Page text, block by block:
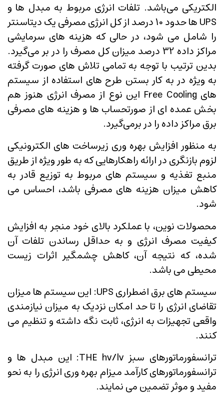
الکتریکی می‌باشد. تلفات انرژی مربوط به مبدل ها و
UPS ها حدود 10 درصد از کل انرژی مصرفی یک دیتاسنتر
را شامل می شود، در حالی که هزینه های سرمایشی
مراکز داده 32 درصد میزان کل مصرف را در بر می‌گیرد.
بدین ترتیب با توجه به تمامی تلاش های صورت گرفته
به ویژه در به کار بستن طرح های استفاده از سیستم
های Free Cooling این نوع از مصرف انرژی هنوز هم
بخش عمده ای از صورتحساب ها و هزینه های مصرفی
برق مراکز داده را در برمی‌گیرد.
به منظور افزایش بهره وری زیرساخت های الکترونیکی
لزوم بازنگری در ارائه راهکارهایی که به طور ویژه از طریق
منبع تغذیه و سیستم های مربوط به توزیع قادر به
کاهش میزان هزینه های مصرفی باشد، احساس می
شود.
محصولات نوین، با عملکرد بالای خود منجر به افزایش
کیفیت مصرف انرژی و به حداقل رساندن تلفات آن
شده، که نتیجه آن، کاهش چشمگیر اثرات زیست
محیطی می باشد.
سیستم های برق اضطراری UPS: این سیستم ها میزان
تقاضای انرژی را تا حد امکان نزدیک به میزان نیازمندی
واقعی تجهیزات به انرژی، ثابت نگه داشته و تنظیم می
کنند.
ترانسفورماتورهای سبز THE hv/lv: این مبدل ها و
ترانسفورماتورهای کارآمد میزام بهره وری انرژی را به نحو
مفید و موثر تضمین می نمایند.